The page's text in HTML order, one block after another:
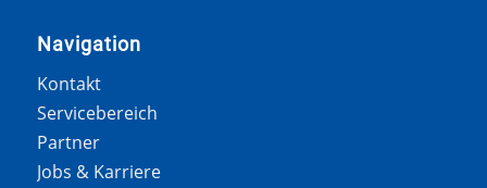
Navigation
Kontakt
Servicebereich
Partner
Jobs & Karriere